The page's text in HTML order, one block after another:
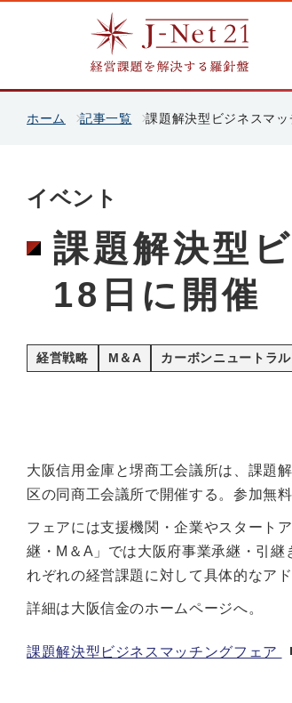
ホーム 記事一覧 課題解決型ビジネスマ
イベント
課題解決型
18日に開催
経営戦略 M＆A カーボンニュートラル
大阪信用金庫と堺商工会議所は、課題
区の同商工会議所で開催する。参加無
フェアには支援機関・企業やスタート
継・M＆A」では大阪府事業承継・引
れぞれの経営課題に対して具体的なアド
詳細は大阪信金のホームページへ。
課題解決型ビジネスマッチングフェア